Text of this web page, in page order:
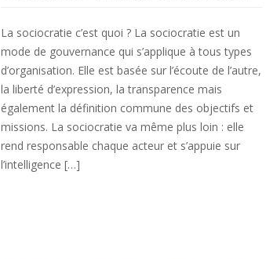
La sociocratie c’est quoi ? La sociocratie est un
mode de gouvernance qui s’applique à tous types
d’organisation. Elle est basée sur l’écoute de l’autre,
la liberté d’expression, la transparence mais
également la définition commune des objectifs et
missions. La sociocratie va même plus loin : elle
rend responsable chaque acteur et s’appuie sur
l’intelligence […]